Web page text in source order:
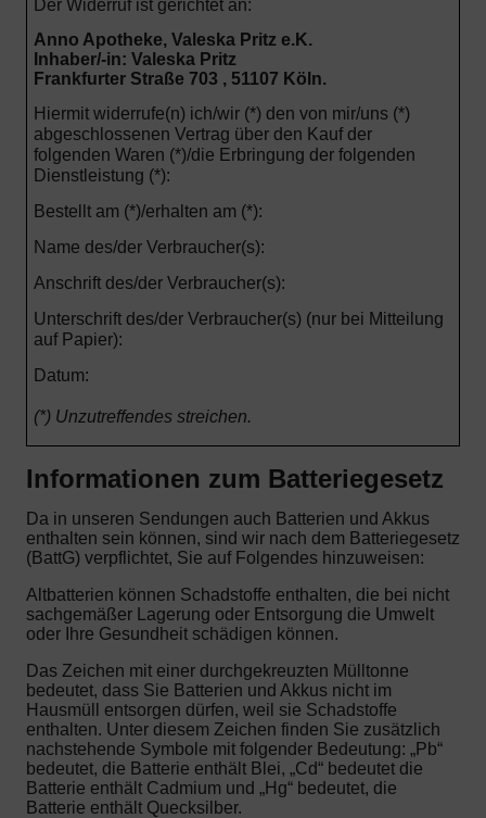
Der Widerruf ist gerichtet an:
Anno Apotheke, Valeska Pritz e.K.
Inhaber/-in: Valeska Pritz
Frankfurter Straße 703 , 51107 Köln.
Hiermit widerrufe(n) ich/wir (*) den von mir/uns (*)
abgeschlossenen Vertrag über den Kauf der
folgenden Waren (*)/die Erbringung der folgenden
Dienstleistung (*):
Bestellt am (*)/erhalten am (*):
Name des/der Verbraucher(s):
Anschrift des/der Verbraucher(s):
Unterschrift des/der Verbraucher(s) (nur bei Mitteilung
auf Papier):
Datum:
(*) Unzutreffendes streichen.
Informationen zum Batteriegesetz
Da in unseren Sendungen auch Batterien und Akkus
enthalten sein können, sind wir nach dem Batteriegesetz
(BattG) verpflichtet, Sie auf Folgendes hinzuweisen:
Altbatterien können Schadstoffe enthalten, die bei nicht
sachgemäßer Lagerung oder Entsorgung die Umwelt
oder Ihre Gesundheit schädigen können.
Das Zeichen mit einer durchgekreuzten Mülltonne
bedeutet, dass Sie Batterien und Akkus nicht im
Hausmüll entsorgen dürfen, weil sie Schadstoffe
enthalten. Unter diesem Zeichen finden Sie zusätzlich
nachstehende Symbole mit folgender Bedeutung: „Pb“
bedeutet, die Batterie enthält Blei, „Cd“ bedeutet die
Batterie enthält Cadmium und „Hg“ bedeutet, die
Batterie enthält Quecksilber.